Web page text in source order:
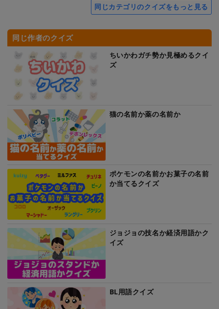
同じカテゴリのクイズをもっと見る
同じ作者のクイズ
ちいかわガチ勢か見極めるクイ
ズ
猫の名前か薬の名前か
ポケモンの名前かお菓子の名前
か当てるクイズ
ジョジョの技名か経済用語かク
イズ
BL用語クイズ